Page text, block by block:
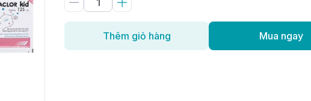
Thêm giỏ hàng Mua ngay